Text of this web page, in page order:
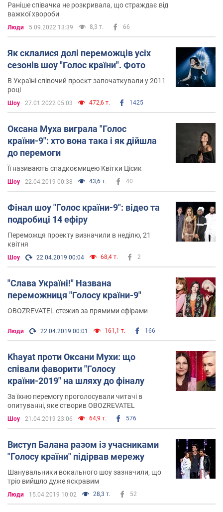
перерву у концертній діяльноості.
Особисте життя
Оксана Муха розлучена. Має сина.
Раніше співачка не розкривала, що страждає від
важкої хвороби
Люди 5.09.2022 13:39 8,3 т. 66
Як склалися долі переможців усіх
сезонів шоу "Голос країни". Фото
В Україні співочий проєкт започаткували у 2011
році
Шоу 27.01.2022 05:03 472,6 т. 1425
Оксана Муха виграла "Голос
країни-9": хто вона така і як дійшла
до перемоги
Її називають спадкоємицею Квітки Цісик
Шоу 22.04.2019 00:38 43,6 т. 40
Фінал шоу "Голос країни-9": відео та
подробиці 14 ефіру
Переможця проекту визначили в неділю, 21
квітня
Шоу 22.04.2019 00:04 68,4 т. 2
"Слава Україні!" Названа
переможниця "Голосу країни-9"
OBOZREVATEL стежив за прямими ефірами
Люди 22.04.2019 00:01 161,1 т. 166
Khayat проти Оксани Мухи: що
співали фаворити "Голосу
країни-2019" на шляху до фіналу
За їхню перемогу проголосували читачі в
опитуванні, яке створив OBOZREVATEL
Шоу 21.04.2019 23:06 64,9 т. 576
Виступ Балана разом із учасниками
"Голосу країни" підірвав мережу
Шанувальники вокального шоу зазначили, що
тріо вийшло дуже яскравим
Люди 15.04.2019 10:02 28,3 т. 52